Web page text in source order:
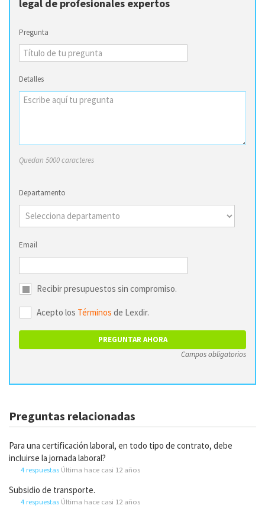
legal de profesionales expertos
Pregunta
Detalles
Quedan 5000 caracteres
Departamento
Email
Recibir presupuestos sin compromiso.
Acepto los Términos de Lexdir.
Campos obligatorios
Preguntas relacionadas
Para una certificación laboral, en todo tipo de contrato, debe
incluirse la jornada laboral?
4 respuestas Última hace casi 12 años
Subsidio de transporte.
4 respuestas Última hace casi 12 años